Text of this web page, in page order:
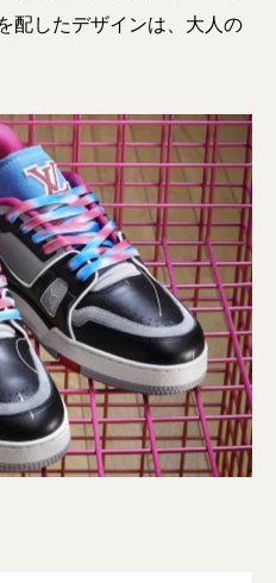
配したデザインは、大人の